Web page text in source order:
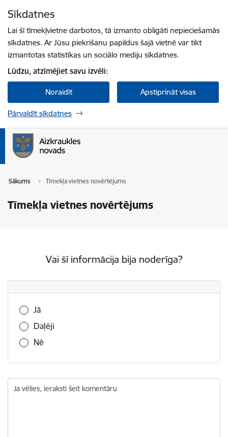
Sīkdatnes
Lai šī tīmekļvietne darbotos, tā izmanto obligāti nepieciešamās
sīkdatnes. Ar Jūsu piekrišanu papildus šajā vietnē var tikt
izmantotas statistikas un sociālo mediju sīkdatnes.
Lūdzu, atzīmējiet savu izvēli:
Noraidīt Apstiprināt visas
Pārvaldīt sīkdatnes
Sākums Tīmekļa vietnes novērtējums
Tīmekļa vietnes novērtējums
Vai šī informācija bija noderīga?
Vai šī informācija bija noderīga?
Jā
Daļēji
Nē
Ja vēlies, ieraksti šeit komentāru